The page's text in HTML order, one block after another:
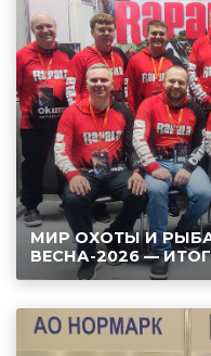
МИР ОХОТЫ И
ВЕСНА-2026 —